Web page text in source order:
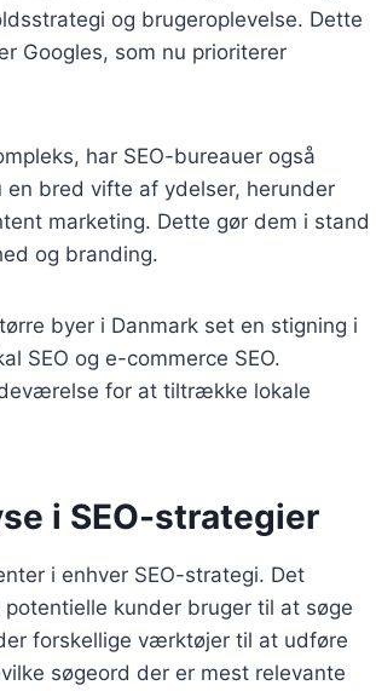
og brugeroplevelse. Dette
Googles, som nu prioriterer
har SEO-bureauer også
bred vifte af ydelser, herunder
marketing. Dette gør dem i stand
og branding.
byer i Danmark set en stigning i
SEO og e-commerce SEO.
for at tiltrække lokale
i SEO-strategier
i enhver SEO-strategi. Det
kunder bruger til at søge
forskellige værktøjer til at udføre
søgeord der er mest relevante